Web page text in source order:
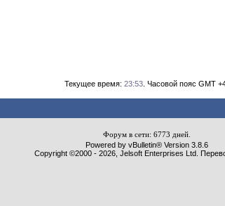
Текущее время: 23:53 . Часовой пояс GMT
Форум в сети: 6773 дней.
Powered by vBulletin® Version 3.8.6
Copyright ©2000 - 2026, Jelsoft Enterprises Ltd.